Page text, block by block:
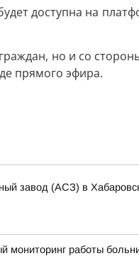
доступна на
но и со
прямого эфира.
завод (АСЗ) в
работы